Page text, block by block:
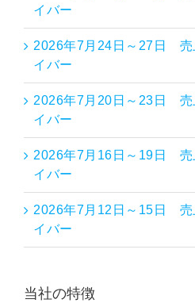
イバー
2026年7月24日～27日 売
イバー
2026年7月20日～23日 売
イバー
2026年7月16日～19日 売
イバー
2026年7月12日～15日 売
イバー
当社の特徴